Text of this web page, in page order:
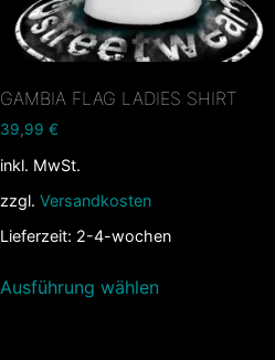
GAMBIA FLAG LADIES SHIRT
39,99 €
inkl. MwSt.
zzgl. Versandkosten
Lieferzeit: 2-4-wochen
Ausführung wählen